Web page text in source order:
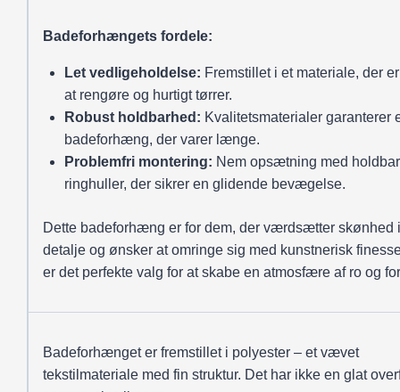
Badeforhængets fordele:
Let vedligeholdelse: Fremstillet i et materiale, der
at rengøre og hurtigt tørrer.
Robust holdbarhed: Kvalitetsmaterialer garanterer
badeforhæng, der varer længe.
Problemfri montering: Nem opsætning med
ringhuller, der sikrer en glidende bevægelse.
Dette badeforhæng er for dem, der værdsætter skønhed
detalje og ønsker at omringe sig med kunstnerisk
er det perfekte valg for at skabe en atmosfære af ro og
Badeforhænget er fremstillet i polyester – et vævet
tekstilmateriale med fin struktur. Det har ikke en glat